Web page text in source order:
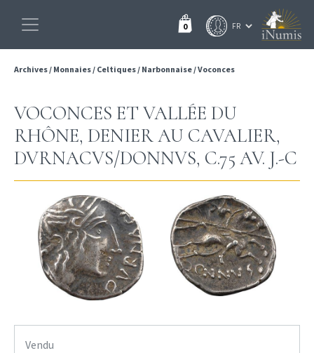
0
Archives/ Monnaies/ Celtiques/ Narbonnaise/Voconces
VOCONCES ET VALLÉE DU
RHÔNE, DENIER AU CAVALIER,
DVRNACVS/DONNVS, C.75 AV. J.-C
Vendu